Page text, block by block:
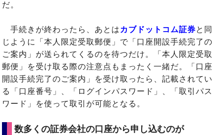
だ。
手続きが終わったら、あとは カブドットコム証券と同
じように「本人限定受取郵便」で「口座開設手続完了の
ご案内」が送られてくるのを待つだけ。「本人限定受取
郵便」を受け取る際の注意点もまったく一緒だ。「口座
開設手続完了のご案内」を受け取ったら、記載されてい
る「口座番号」、「ログインパスワード」、「取引パス
ワード」を使って取引が可能となる。
数多くの証券会社の口座から申し込むのが